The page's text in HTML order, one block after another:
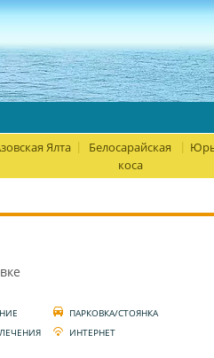
Ялта
Белосарайская
коса
ПАРКОВКА/СТОЯНКА
ИНТЕРНЕТ